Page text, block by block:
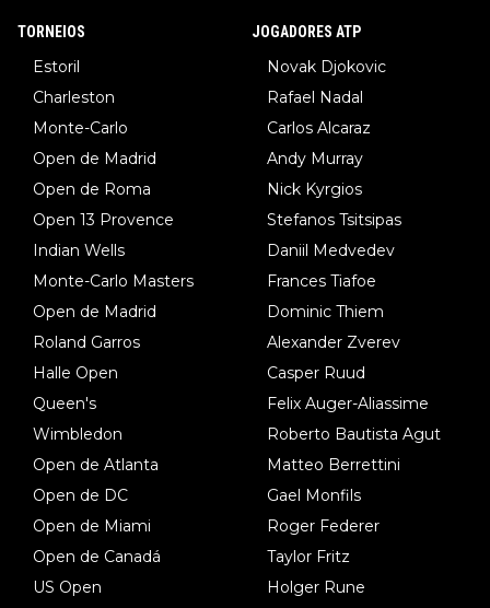
TORNEIOS
Estoril
Charleston
Monte-Carlo
Open de Madrid
Open de Roma
Open 13 Provence
Indian Wells
Monte-Carlo Masters
Open de Madrid
Roland Garros
Halle Open
Queen's
Wimbledon
Open de Atlanta
Open de DC
Open de Miami
Open de Canadá
US Open
JOGADORES ATP
Novak Djokovic
Rafael Nadal
Carlos Alcaraz
Andy Murray
Nick Kyrgios
Stefanos Tsitsipas
Daniil Medvedev
Frances Tiafoe
Dominic Thiem
Alexander Zverev
Casper Ruud
Felix Auger-Aliassime
Roberto Bautista Agut
Matteo Berrettini
Gael Monfils
Roger Federer
Taylor Fritz
Holger Rune